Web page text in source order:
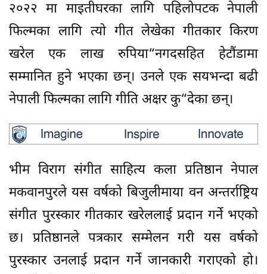
२०२२ मा माइतीघरका लागि पहिलोपटक नेपाली
फिल्मका लागि त्यो गीत लेखेका गीतकार किरण
खरेल एक लाख रुपिया“नगदसहित हेटौंडामा
सम्मानित हुने भएका छन्। उनले एक सयभन्दा बढी
नेपाली फिल्मका लागि गीति अक्षर कु“देका छन्।
भीम विराग संगीत साहित्य कला प्रतिष्ठान नेपाल
मकवानपुरले यस वर्षको बिजुलीमाया वन अन्तर्राष्ट्रिय
संगीत पुरस्कार गीतकार खरेललाई प्रदान गर्ने भएको
छ। प्रतिष्ठानले पत्रकार सम्मेलन गरी यस वर्षको
पुरस्कार उनलाई प्रदान गर्ने जानकारी गराएको हो।